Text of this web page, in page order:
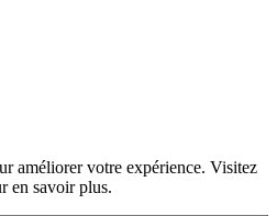
améliorer votre expérience. Visitez
en savoir plus.